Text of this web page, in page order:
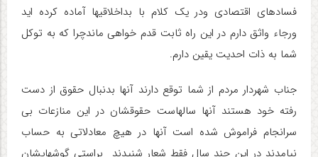
فسادهای اقتصادی ودر یک کلام با بداخلاقیها آماده کرده اید
ورجاء واثق دارم در این راه ثابت قدم خواهی ماندچرا که به توکل
شما به ذات احدیت یقین دارم.
جناب شهردار مردم از شما توقع دارند آنها بدنبال حقوق از دست
رفته خود هستند آنها سالهاست حقوقشان در این منازعات بی
سرانجام فراموش شده است آنها در هیچ معادلاتی به حساب
نیامدند در این چند سال فقط شعار شنیدند براستی گوشهایشان